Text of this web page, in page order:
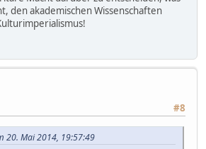
den akademischen Wissenschaften
#8
20. Mai 2014, 19:57:49